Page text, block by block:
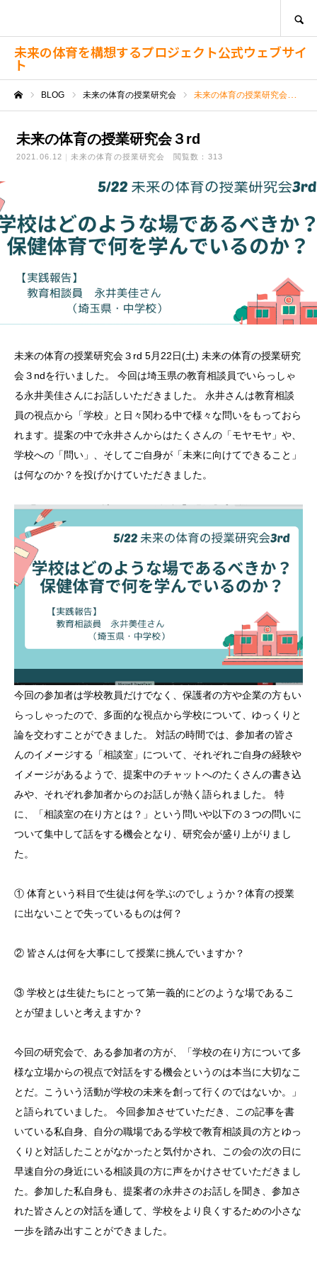
未来の体育を構想するプロジェクト公式ウェブサイ
ト
BLOG 未来の体育の授業研究会 未来の体育の授業研究会３rd
未来の体育の授業研究会３rd
2021.06.12 未来の体育の授業研究会 閲覧数：313
未来の体育の授業研究会３rd 5月22日(土) 未来の体育の授業研究
会３ndを行いました。 今回は埼玉県の教育相談員でいらっしゃ
る永井美佳さんにお話しいただきました。 永井さんは教育相談
員の視点から「学校」と日々関わる中で様々な問いをもっておら
れます。提案の中で永井さんからはたくさんの「モヤモヤ」や、
学校への「問い」、そしてご自身が「未来に向けてできること」
は何なのか？を投げかけていただきました。
今回の参加者は学校教員だけでなく、保護者の方や企業の方もい
らっしゃったので、多面的な視点から学校について、ゆっくりと
論を交わすことができました。 対話の時間では、参加者の皆さ
んのイメージする「相談室」について、それぞれご自身の経験や
イメージがあるようで、提案中のチャットへのたくさんの書き込
みや、それぞれ参加者からのお話しが熱く語られました。 特
に、「相談室の在り方とは？」という問いや以下の３つの問いに
ついて集中して話をする機会となり、研究会が盛り上がりまし
た。
① 体育という科目で生徒は何を学ぶのでしょうか？体育の授業
に出ないことで失っているものは何？
② 皆さんは何を大事にして授業に挑んでいますか？
③ 学校とは生徒たちにとって第一義的にどのような場であるこ
とが望ましいと考えますか？
今回の研究会で、ある参加者の方が、「学校の在り方について多
様な立場からの視点で対話をする機会というのは本当に大切なこ
とだ。こういう活動が学校の未来を創って行くのではないか。」
と語られていました。 今回参加させていただき、この記事を書
いている私自身、自分の職場である学校で教育相談員の方とゆっ
くりと対話したことがなかったと気付かされ、この会の次の日に
早速自分の身近にいる相談員の方に声をかけさせていただきまし
た。参加した私自身も、提案者の永井さのお話しを聞き、参加さ
れた皆さんとの対話を通して、学校をより良くするための小さな
一歩を踏み出すことができました。